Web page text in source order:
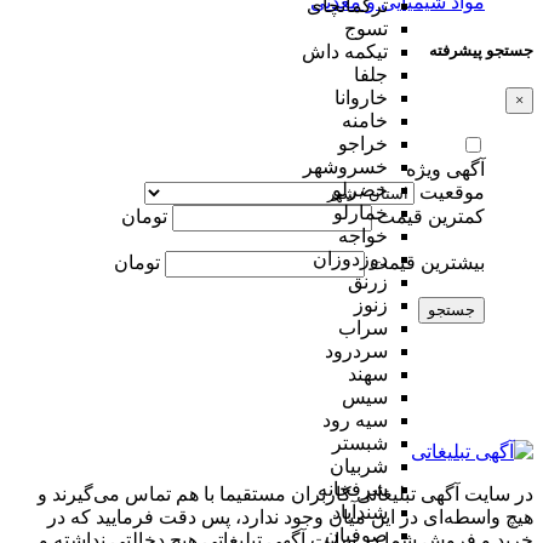
ترکمانچای
تسوج
تیکمه داش
جلفا
خاروانا
خامنه
خراجو
خسروشهر
خضرلو
خمارلو
خواجه
دوزدوزان
زرنق
زنوز
سراب
سردرود
سهند
سیس
سیه رود
شبستر
شربیان
شرفخانه
شندآباد
صوفیان
جستجو پیشرفته
×
آگهی ویژه
موقعیت
کمترین قیمت
تومان
بیشترین قیمت تومان
جستجو
در سایت آگهی تبلیغاتی کاربران مستقیما با هم تماس می‌گیرند و
هیچ واسطه‌ای در این میان وجود ندارد، پس دقت فرمایید که در